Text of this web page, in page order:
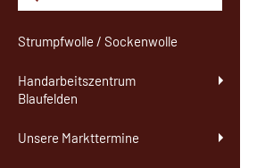
Strumpfwolle / Sockenwolle
Handarbeitszentrum
Blaufelden
Unsere Markttermine